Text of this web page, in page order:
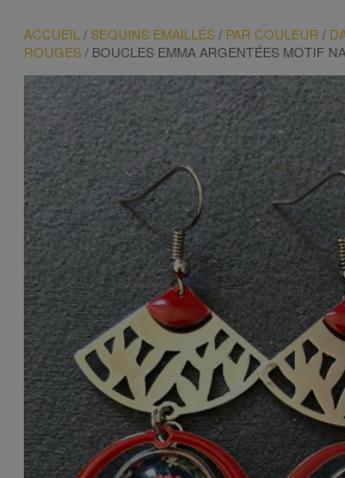
ACCUEIL /SEQUINS EMAILLÉS/ PAR COULEUR /
ROUGES/ BOUCLES EMMA ARGENTÉES MOTIF